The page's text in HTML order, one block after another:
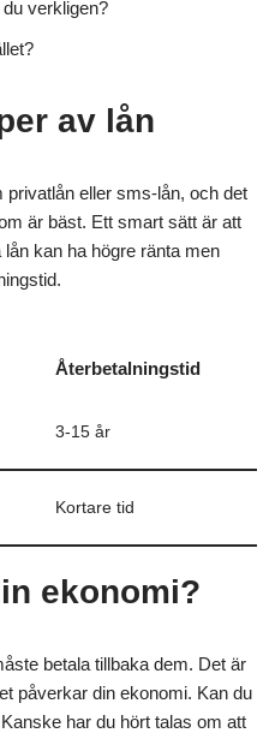
verkligen?
av lån
eller sms-lån, och det
är bäst. Ett smart sätt är att
kan ha högre ränta men
Återbetalningstid
3-15 år
Kortare tid
ekonomi?
betala tillbaka dem. Det är
påverkar din ekonomi. Kan du
har du hört talas om att